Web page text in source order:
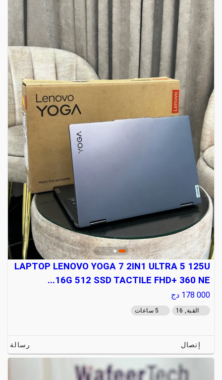
LAPTOP LENOVO YOGA 7 2IN1 ULTRA 5 125U
16G 512 SSD TACTILE FHD+ 360 NE...
178 000 دج
القبة, 16 5 ساعات
إتصال رسالة